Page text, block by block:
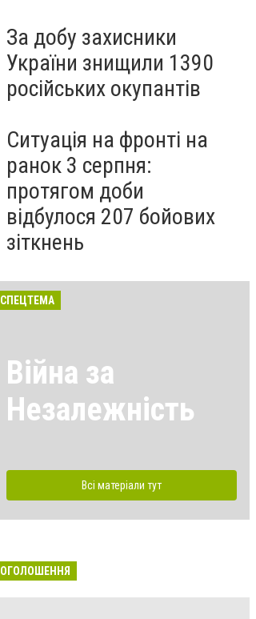
За добу захисники
України знищили 1390
російських окупантів
Ситуація на фронті на
ранок 3 серпня:
протягом доби
відбулося 207 бойових
зіткнень
СПЕЦТЕМА
Війна за
Незалежність
Всі матеріали тут
ОГОЛОШЕННЯ